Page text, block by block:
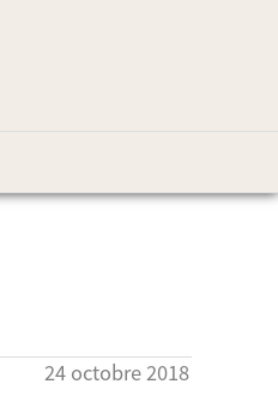
24 octobre 2018